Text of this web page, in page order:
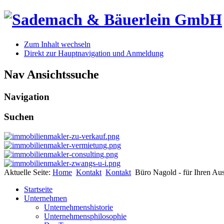
Zum Inhalt wechseln
Direkt zur Hauptnavigation und Anmeldung
Nav Ansichtssuche
Navigation
Suchen
Aktuelle Seite: Home Kontakt Kontakt Büro Nagold - für Ihren
Startseite
Unternehmen
Unternehmenshistorie
Unternehmensphilosophie